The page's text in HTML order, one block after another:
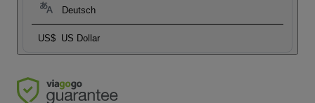
Deutsch
US$ US Dollar